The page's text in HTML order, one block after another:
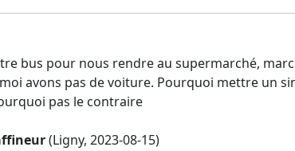
bus pour nous rendre au supermarché,
avons pas de voiture. Pourquoi mettre un
pas le contraire
(Ligny, 2023-08-15)